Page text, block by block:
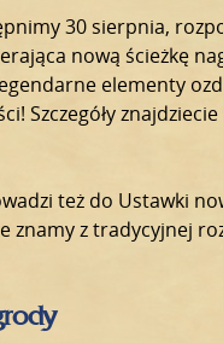
30 sierpnia,
nową ścieżkę
elementy
Szczegóły
też do Ustawki
znamy z tradycyjnej